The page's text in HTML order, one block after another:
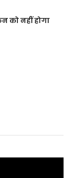
को नहीं होगा